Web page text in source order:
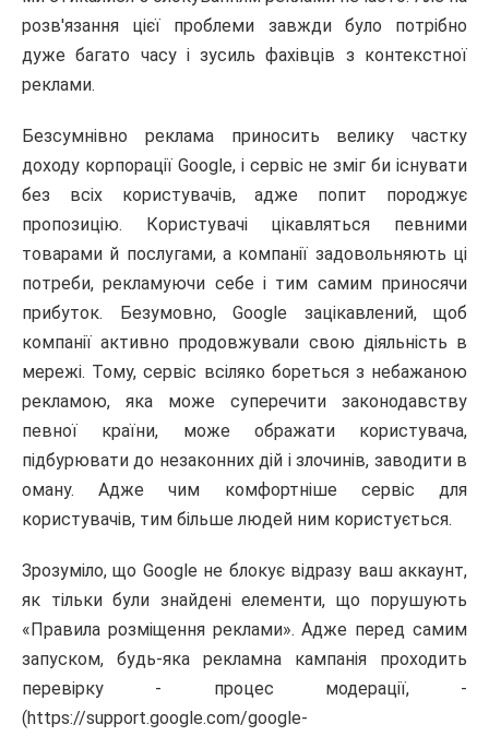
розв'язання цієї проблеми завжди було потрібно
дуже багато часу і зусиль фахівців з контекстної
реклами.
Безсумнівно реклама приносить велику частку
доходу корпорації Google, і сервіс не зміг би існувати
без всіх користувачів, адже попит породжує
пропозицію. Користувачі цікавляться певними
товарами й послугами, а компанії задовольняють ці
потреби, рекламуючи себе і тим самим приносячи
прибуток. Безумовно, Google зацікавлений, щоб
компанії активно продовжували свою діяльність в
мережі. Тому, сервіс всіляко бореться з небажаною
рекламою, яка може суперечити законодавству
певної країни, може ображати користувача,
підбурювати до незаконних дій і злочинів, заводити в
оману. Адже чим комфортніше сервіс для
користувачів, тим більше людей ним користується.
Зрозуміло, що Google не блокує відразу ваш аккаунт,
як тільки були знайдені елементи, що порушують
«Правила розміщення реклами». Адже перед самим
запуском, будь-яка рекламна кампанія проходить
перевірку - процес модерації, -
(https://support.google.com/google-